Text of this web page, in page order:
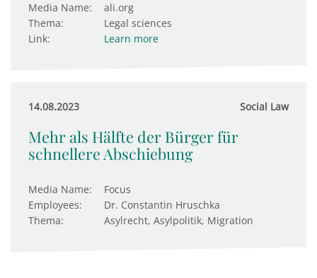
Media Name:
ali.org
Thema:
Legal sciences
Link:
Learn more
14.08.2023 Social Law
Mehr als Hälfte der Bürger für
schnellere Abschiebung
Media Name:
Focus
Employees:
Dr. Constantin Hruschka
Thema:
Asylrecht, Asylpolitik, Migration